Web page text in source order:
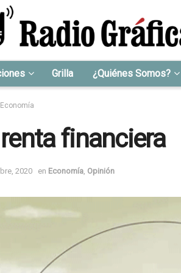
Grilla ¿Quiénes Somos?
Economía
financiera
2020 en Economía Opinión